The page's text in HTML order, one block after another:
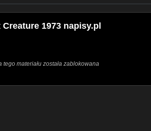
1973 napisy.pl
materiału została zablokowana